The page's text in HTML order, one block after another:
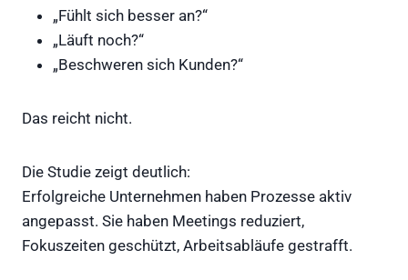
„Fühlt sich besser an?“
„Läuft noch?“
„Beschweren sich Kunden?“
Das reicht nicht.
Die Studie zeigt deutlich:
Erfolgreiche Unternehmen haben Prozesse aktiv
angepasst. Sie haben Meetings reduziert,
Fokuszeiten geschützt, Arbeitsabläufe gestrafft.